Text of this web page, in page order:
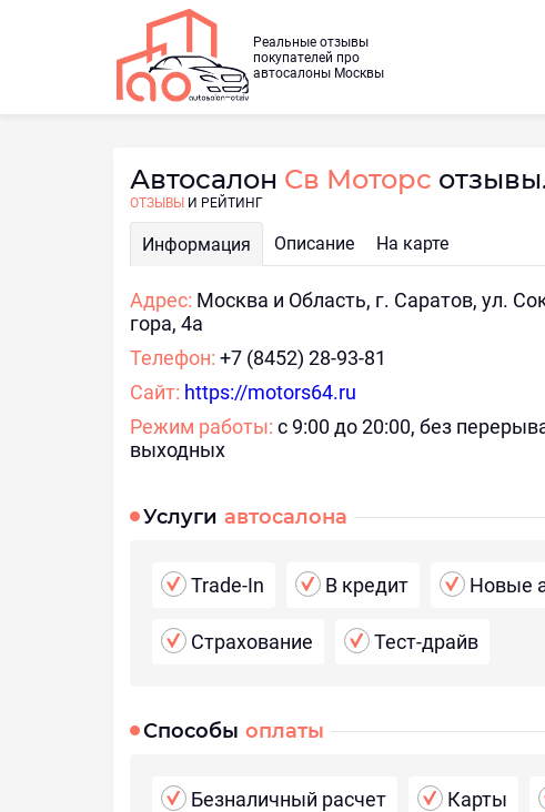
Реальные отзывы
покупателей про
автосалоны Москвы
Автосалон Св Моторс
ОТЗЫВЫ И РЕЙТИНГ
Информация Описание На карте
Адрес: Москва и Область, г. Саратов, ул.
гора, 4а
Телефон: +7 (8452) 28-93-81
Сайт: https://motors64.ru
Режим работы: с 9:00 до 20:00, без
выходных
Услуги автосалона
Trade-In В кредит Новые
Страхование Тест-драйв
Способы оплаты
Безналичный расчет Карты